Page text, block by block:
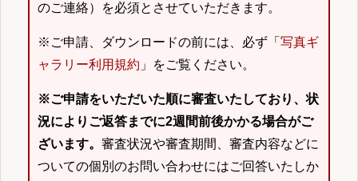
のご連絡）を必須とさせていただきます。
※ご申請、ダウンロードの前には、必ず「 写真ギ
ャラリー利用規約 」をご覧ください。
※ご申請をいただいた順に審査いたしており、状
況によりご返答までに2週間前後かかる場合がご
ざいます。 審査状況や審査期間、審査内容などに
ついての個別のお問い合わせにはご回答いたしか